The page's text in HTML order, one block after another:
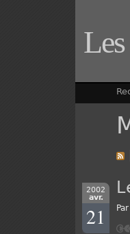
2002
avr.
21 Par